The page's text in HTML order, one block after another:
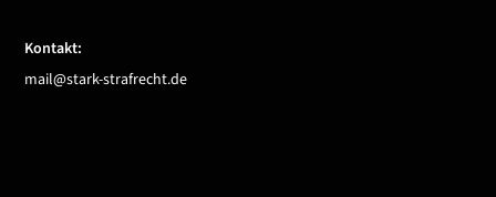
Kontakt:
mail@stark-strafrecht.de